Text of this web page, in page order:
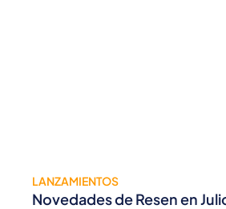
LANZAMIENTOS
Novedades de Resen en